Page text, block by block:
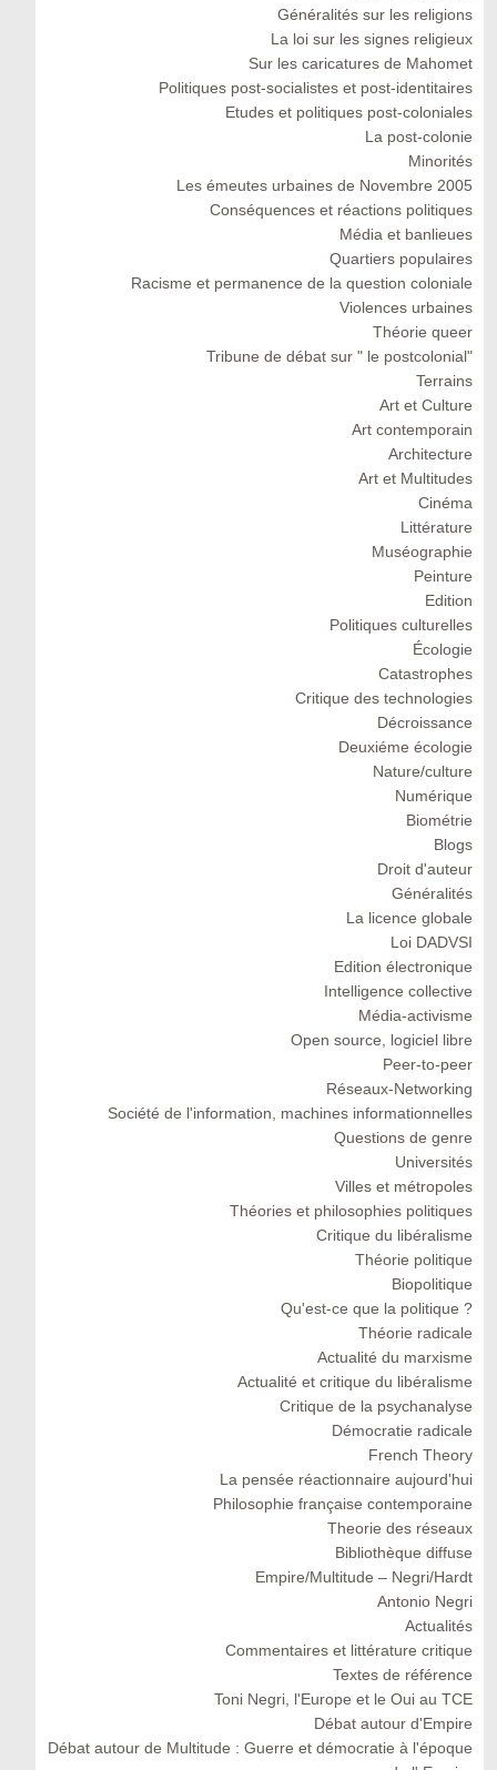
Généralités sur les religions
La loi sur les signes religieux
Sur les caricatures de Mahomet
Politiques post-socialistes et post-identitaires
Etudes et politiques post-coloniales
La post-colonie
Minorités
Les émeutes urbaines de Novembre 2005
Conséquences et réactions politiques
Média et banlieues
Quartiers populaires
Racisme et permanence de la question coloniale
Violences urbaines
Théorie queer
Tribune de débat sur " le postcolonial"
Terrains
Art et Culture
Art contemporain
Architecture
Art et Multitudes
Cinéma
Littérature
Muséographie
Peinture
Edition
Politiques culturelles
Écologie
Catastrophes
Critique des technologies
Décroissance
Deuxiéme écologie
Nature/culture
Numérique
Biométrie
Blogs
Droit d'auteur
Généralités
La licence globale
Loi DADVSI
Edition électronique
Intelligence collective
Média-activisme
Open source, logiciel libre
Peer-to-peer
Réseaux-Networking
Société de l'information, machines informationnelles
Questions de genre
Universités
Villes et métropoles
Théories et philosophies politiques
Critique du libéralisme
Théorie politique
Biopolitique
Qu'est-ce que la politique ?
Théorie radicale
Actualité du marxisme
Actualité et critique du libéralisme
Critique de la psychanalyse
Démocratie radicale
French Theory
La pensée réactionnaire aujourd'hui
Philosophie française contemporaine
Theorie des réseaux
Bibliothèque diffuse
Empire/Multitude – Negri/Hardt
Antonio Negri
Actualités
Commentaires et littérature critique
Textes de référence
Toni Negri, l'Europe et le Oui au TCE
Débat autour d'Empire
Débat autour de Multitude : Guerre et démocratie à l'époque